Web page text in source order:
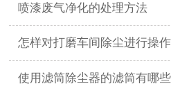
喷漆废气净化的处理方法
怎样对打磨车间除尘进行操
使用滤筒除尘器的滤筒有哪